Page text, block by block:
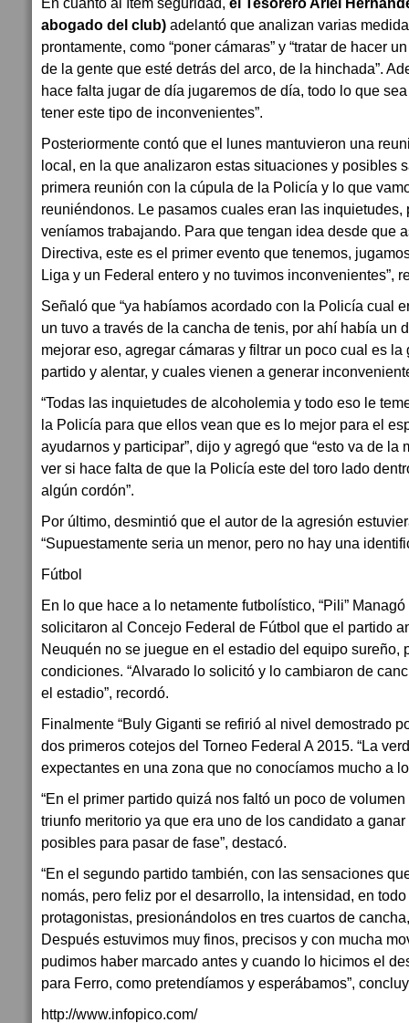
abogado del club) adelantó que analizan varias
prontamente, como “poner cámaras” y “tratar de hacer
de la gente que esté detrás del arco, de la hinchada”.
hace falta jugar de día jugaremos de día, todo lo que
tener este tipo de inconvenientes”.
Posteriormente contó que el lunes mantuvieron una
local, en la que analizaron estas situaciones y posibles
primera reunión con la cúpula de la Policía y lo que
reuniéndonos. Le pasamos cuales eran las inquietudes,
veníamos trabajando. Para que tengan idea desde que
Directiva, este es el primer evento que tenemos,
Liga y un Federal entero y no tuvimos inconvenientes”,
Señaló que “ya habíamos acordado con la Policía cual
un tuvo a través de la cancha de tenis, por ahí había un
mejorar eso, agregar cámaras y filtrar un poco cual es
partido y alentar, y cuales vienen a generar
“Todas las inquietudes de alcoholemia y todo eso le
la Policía para que ellos vean que es lo mejor para el
ayudarnos y participar”, dijo y agregó que “esto va de la
ver si hace falta de que la Policía este del toro lado
algún cordón”.
Por último, desmintió que el autor de la agresión
“Supuestamente seria un menor, pero no hay una
Fútbol
En lo que hace a lo netamente futbolístico, “Pili”
solicitaron al Concejo Federal de Fútbol que el partido
Neuquén no se juegue en el estadio del equipo sureño,
condiciones. “Alvarado lo solicitó y lo cambiaron de
el estadio”, recordó.
Finalmente “Buly Giganti se refirió al nivel demostrado
dos primeros cotejos del Torneo Federal A 2015. “La
expectantes en una zona que no conocíamos mucho a
“En el primer partido quizá nos faltó un poco de
triunfo meritorio ya que era uno de los candidato a
posibles para pasar de fase”, destacó.
“En el segundo partido también, con las sensaciones
nomás, pero feliz por el desarrollo, la intensidad, en
protagonistas, presionándolos en tres cuartos de
Después estuvimos muy finos, precisos y con mucha
pudimos haber marcado antes y cuando lo hicimos el
para Ferro, como pretendíamos y esperábamos”,
http://www.infopico.com/